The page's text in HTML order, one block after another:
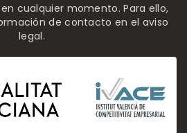
cualquier momento. Para ello,
de contacto en el aviso
legal.